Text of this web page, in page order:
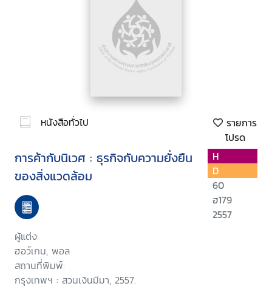
หนังสือทั่วไป
รายการ
โปรด
การค้ากับนิเวศ : ธุรกิจกับความยั่งยืน
ของสิ่งแวดล้อม
ผู้แต่ง:
ฮอว์เกน, พอล
สถานที่พิมพ์:
กรุงเทพฯ : สวนเงินมีมา, 2557.
H
D
60
ฮ179
2557